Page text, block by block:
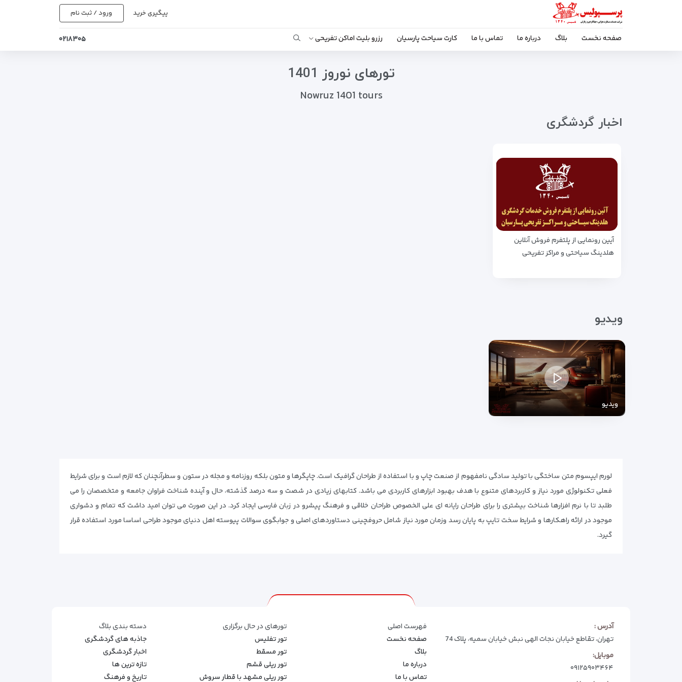
پیگیری خرید ورود / ثبت نام
صفحه نخست بلاگ درباره ما تماس با ما کارت سیاحت پارسیان رزرو بلیت اماکن تفریحی ۰۲۱۸۳۰۵
تورهای نوروز 1401
Nowruz 1401 tours
اخبار گردشگری
آیین رونمایی از پلتفرم فروش آنلاین
هلدینگ سیاحتی و مراکز تفریحی
ویدیو
ویدیو
لورم ایپسوم متن ساختگی با تولید سادگی نامفهوم از صنعت چاپ و با استفاده از طراحان گرافیک است. چاپگرها و متون بلکه روزنامه و مجله در ستون و سطرآنچنان که لازم است و برای شرایط
فعلی تکنولوژی مورد نیاز و کاربردهای متنوع با هدف بهبود ابزارهای کاربردی می باشد. کتابهای زیادی در شصت و سه درصد گذشته، حال و آینده شناخت فراوان جامعه و متخصصان را می
طلبد تا با نرم افزارها شناخت بیشتری را برای طراحان رایانه ای علی الخصوص طراحان خلاقی و فرهنگ پیشرو در زبان فارسی ایجاد کرد. در این صورت می توان امید داشت که تمام و دشواری
موجود در ارائه راهکارها و شرایط سخت تایپ به پایان رسد وزمان مورد نیاز شامل حروفچینی دستاوردهای اصلی و جوابگوی سوالات پیوسته اهل دنیای موجود طراحی اساسا مورد استفاده قرار
گیرد.
آدرس :
تهران، تقاطع خیابان نجات الهی نبش خیابان سمیه، پلاک 74
موبایل:
۰۹۱۲۵۹۰۳۴۶۴
فهرست اصلی
صفحه نخست
بلاگ
درباره ما
تماس با ما
تورهای در حال برگزاری
تور تفلیس
تور مسقط
تور ریلی قشم
تور ریلی مشهد با قطار سروش
دسته بندی بلاگ
جاذبه های گردشگری
اخبار گردشگری
تازه ترین ها
تاریخ و فرهنگ